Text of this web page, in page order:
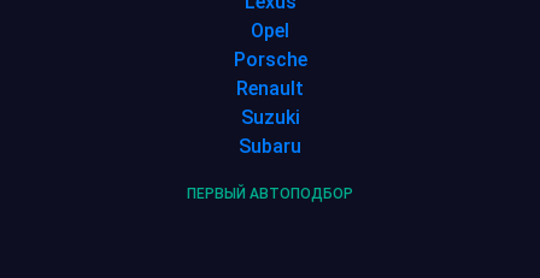
Opel
Porsche
Renault
Suzuki
Subaru
ПЕРВЫЙ АВТОПОДБОР